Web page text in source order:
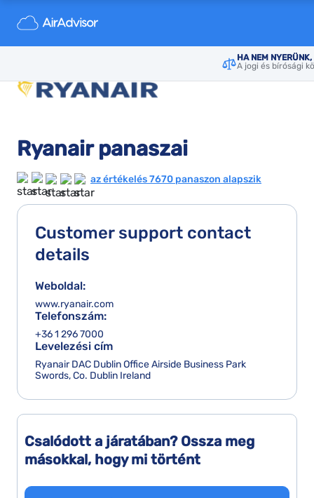
HA NEM
A jogi és bírósági
Ryanair panaszai
az értékelés 7670 panaszon alapszik
Csalódott a járatában? Ossza meg
másokkal, hogy mi történt
Customer support contact
details
Weboldal:
www.ryanair.com
Telefonszám:
+36 1 296 7000
Levelezési cím
Ryanair DAC Dublin Office Airside Business Park
Swords, Co. Dublin Ireland